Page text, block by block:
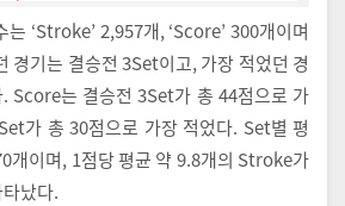
‘Stroke’ 2,957개, ‘Score’ 300개이며
경기는 결승전 3Set이고, 가장 적었던 경
Score는 결승전 3Set가 총 44점으로 가
가 총 30점으로 가장 적었다. Set별 평
개이며, 1점당 평균 약 9.8개의 Stroke가
났다.